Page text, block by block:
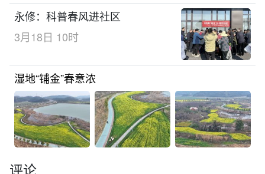
永修：科普春风进社区
3月18日 10时
湿地“铺金”春意浓
评论